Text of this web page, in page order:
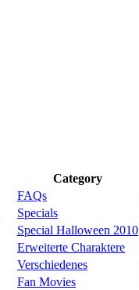
Category
FAQs
Specials
Special Halloween 2010
Erweiterte Charaktere
Verschiedenes
Fan Movies